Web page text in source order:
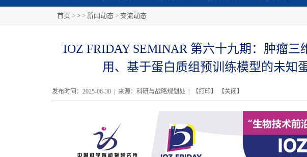
首页 > > > 新闻动态 > 交流动态
IOZ FRIDAY SEMINAR 第六十九期：肿瘤三
用、基于蛋白质组预训练模型的未知
发布时间：2025-06-30 | 来源：科研与战略规划处 | 【打印】 【关闭 】